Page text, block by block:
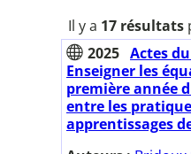
Il y a 17 résultats
2025 Actes
Enseigner les
première année
entre les
apprentissages